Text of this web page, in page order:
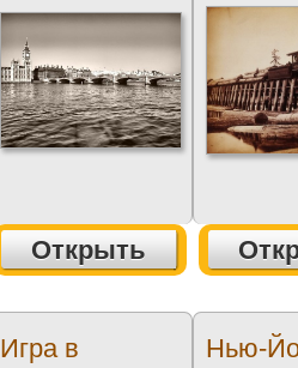
Открыть
Игра в
Нью-